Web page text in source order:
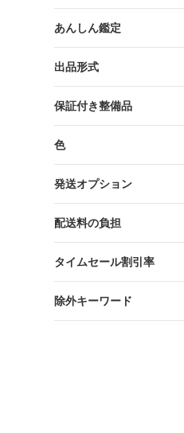
あんしん鑑定
出品形式
保証付き整備品
色
発送オプション
配送料の負担
タイムセール割引率
除外キーワード